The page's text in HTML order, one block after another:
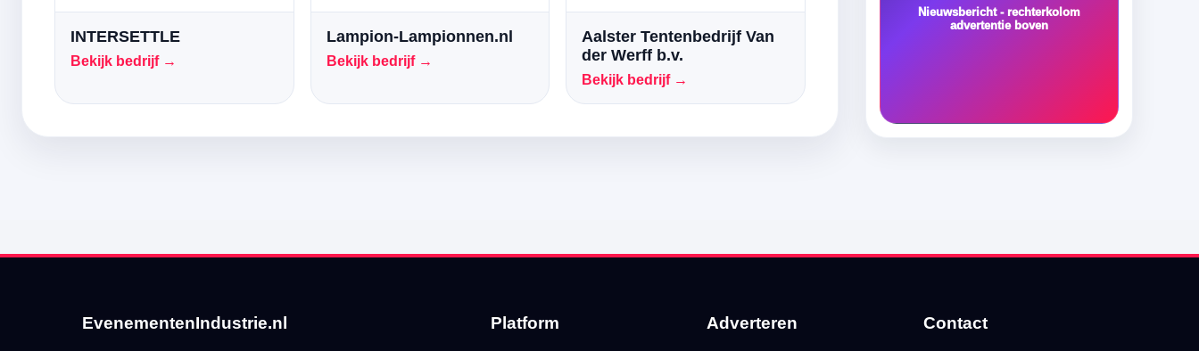
INTERSETTLE
Bekijk bedrijf →
Lampion-Lampionnen.nl
Bekijk bedrijf →
Aalster Tentenbedrijf Van
der Werff b.v.
Bekijk bedrijf →
Nieuwsbericht - rechterkolom
advertentie boven
EvenementenIndustrie.nl Platform Adverteren Contact